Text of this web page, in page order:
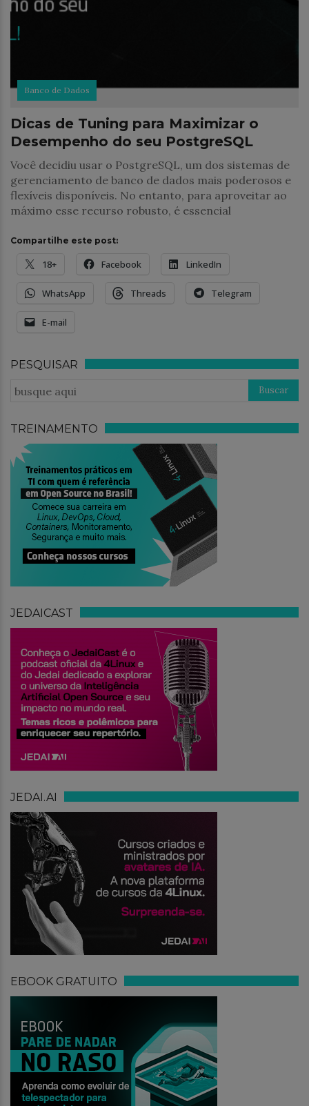
Banco de Dados
Dicas de Tuning para Maximizar o
Desempenho do seu PostgreSQL
Você decidiu usar o PostgreSQL, um dos sistemas de
gerenciamento de banco de dados mais poderosos e
flexíveis disponíveis. No entanto, para aproveitar ao
máximo esse recurso robusto, é essencial
Compartilhe este post:
18+ Facebook LinkedIn
WhatsApp Threads Telegram
E-mail
PESQUISAR
TREINAMENTO
JEDAICAST
JEDAI.AI
EBOOK GRATUITO